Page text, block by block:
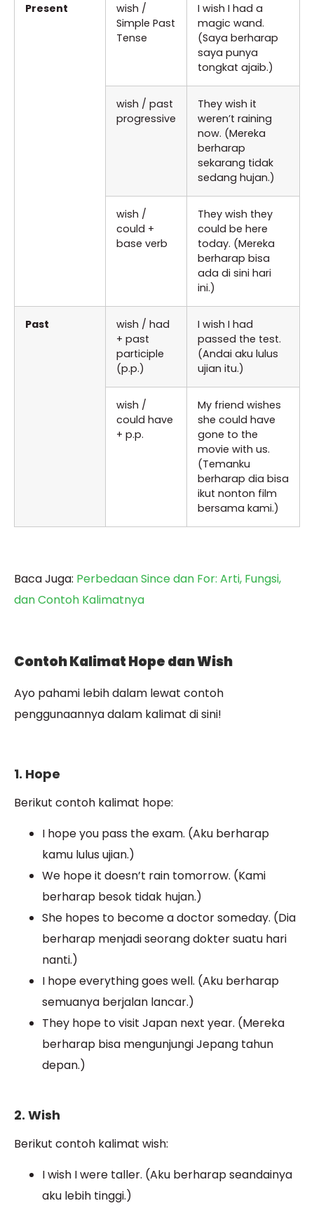
Present
wish /
Simple Past
Tense
I wish I had a
magic wand.
(Saya berharap
saya punya
tongkat ajaib.)
wish / past
progressive
They wish it
weren’t raining
now. (Mereka
berharap
sekarang tidak
sedang hujan.)
wish /
could +
base verb
They wish they
could be here
today. (Mereka
berharap bisa
ada di sini hari
ini.)
Past
wish / had
+ past
participle
(p.p.)
I wish I had
passed the test.
(Andai aku lulus
ujian itu.)
wish /
could have
+ p.p.
My friend wishes
she could have
gone to the
movie with us.
(Temanku
berharap dia bisa
ikut nonton film
bersama kami.)
Baca Juga: Perbedaan Since dan For: Arti, Fungsi,
dan Contoh Kalimatnya
Contoh Kalimat Hope dan Wish
Ayo pahami lebih dalam lewat contoh
penggunaannya dalam kalimat di sini!
1. Hope
Berikut contoh kalimat hope:
I hope you pass the exam. (Aku berharap
kamu lulus ujian.)
We hope it doesn’t rain tomorrow. (Kami
berharap besok tidak hujan.)
She hopes to become a doctor someday. (Dia
berharap menjadi seorang dokter suatu hari
nanti.)
I hope everything goes well. (Aku berharap
semuanya berjalan lancar.)
They hope to visit Japan next year. (Mereka
berharap bisa mengunjungi Jepang tahun
depan.)
2. Wish
Berikut contoh kalimat wish:
I wish I were taller. (Aku berharap seandainya
aku lebih tinggi.)